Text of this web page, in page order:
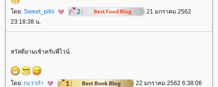
ดย: Sweet_pills
21 มกราคม 2562
23:18:38 น.
สวัสดียามเช้าครับพี่ไวน์
ดย: กะว่าก๋า
22 มกราคม 2562 6:38:06